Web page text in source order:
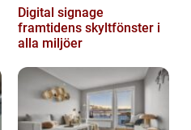
Digital signage
framtidens skyltfönster i
alla miljöer